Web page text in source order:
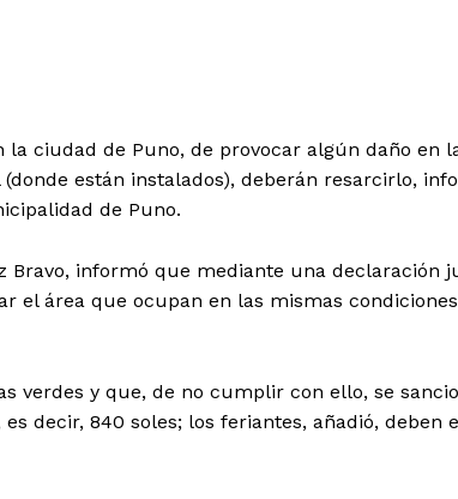
ciudad de Puno, de provocar algún daño en
están instalados), deberán resarcirlo,
de Puno.
Bravo, informó que mediante una declaración
el área que ocupan en las mismas
verdes y que, de no cumplir con ello, se
decir, 840 soles; los feriantes, añadió, deben